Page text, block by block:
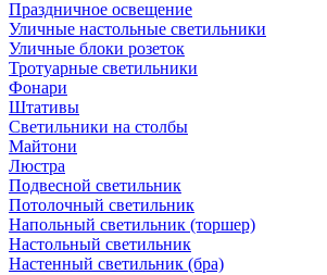
Праздничное освещение
Уличные настольные светильники
Уличные блоки розеток
Тротуарные светильники
Фонари
Штативы
Светильники на столбы
Майтони
Люстра
Подвесной светильник
Потолочный светильник
Напольный светильник (торшер)
Настольный светильник
Настенный светильник (бра)